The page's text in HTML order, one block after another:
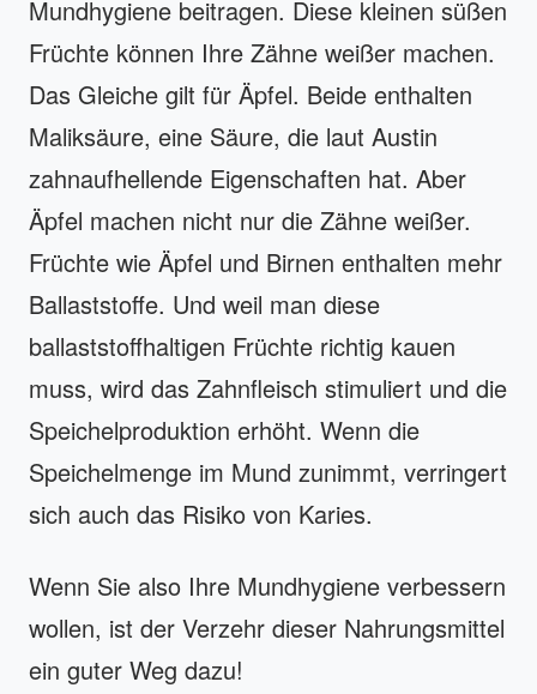
Mundhygiene beitragen. Diese kleinen süßen
Früchte können Ihre Zähne weißer machen.
Das Gleiche gilt für Äpfel. Beide enthalten
Maliksäure, eine Säure, die laut Austin
zahnaufhellende Eigenschaften hat. Aber
Äpfel machen nicht nur die Zähne weißer.
Früchte wie Äpfel und Birnen enthalten mehr
Ballaststoffe. Und weil man diese
ballaststoffhaltigen Früchte richtig kauen
muss, wird das Zahnfleisch stimuliert und die
Speichelproduktion erhöht. Wenn die
Speichelmenge im Mund zunimmt, verringert
sich auch das Risiko von Karies.
Wenn Sie also Ihre Mundhygiene verbessern
wollen, ist der Verzehr dieser Nahrungsmittel
ein guter Weg dazu!